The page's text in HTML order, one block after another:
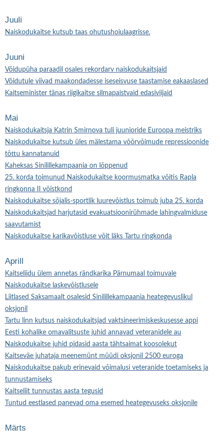
Juuli
Naiskodukaitse kutsub taas ohutushoiulaagrisse.
Juuni
Võidupüha paraadil osales rekordarv naiskodukaitsjaid
Võidutule viivad maakondadesse iseseisvuse taastamise eakaaslased
Kaitseminister tänas riigikaitse silmapaistvaid edasiviijaid
Mai
Naiskodukaitsja Katrin Smirnova tuli juunioride Euroopa meistriks
Naiskodukaitse kutsub üles mälestama võõrvõimude repressioonide
tõttu kannatanuid
Kaheksas Sinilillekampaania on lõppenud
25. korda toimunud Naiskodukaitse koormusmatka võitis Rapla
ringkonna II võistkond
Naiskodukaitse sõjalis-sportlik luurevõistlus toimub juba 25. korda
Naiskodukaitsjad harjutasid evakuatsioonirühmade lahingvalmiduse
saavutamist
Naiskodukaitse karikavõistluse võit läks Tartu ringkonda
Aprill
Kaitseliidu ülem annetas rändkarika Pärnumaal toimuvale
Naiskodukaitse laskevõistlusele
Liitlased Saksamaalt osalesid Sinilillekampaania heategevuslikul
oksjonil
Tartu linn kutsus naiskodukaitsjad vaktsineerimiskeskusesse appi
Eesti kohalike omavalitsuste juhid annavad veteranidele au
Naiskodukaitse juhid pidasid aasta tähtsaimat koosolekut
Kaitseväe juhataja meenemünt müüdi oksjonil 2500 euroga
Naiskodukaitse pakub erinevaid võimalusi veteranide toetamiseks ja
tunnustamiseks
Kaitseliit tunnustas aasta tegusid
Tuntud eestlased panevad oma esemed heategevuseks oksjonile
Märts